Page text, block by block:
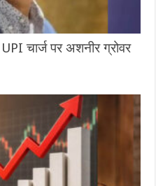
चार्ज पर अशनीर ग्रोवर